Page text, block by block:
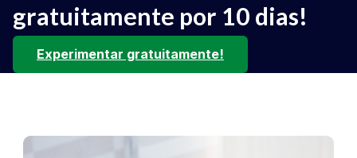
gratuitamente por 10 dias!
Experimentar gratuitamente!